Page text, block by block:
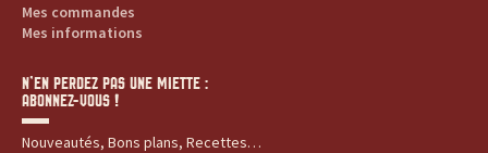
Mes commandes
Mes informations
N’EN PERDEZ PAS UNE MIETTE :
ABONNEZ-VOUS !
Nouveautés, Bons plans, Recettes…